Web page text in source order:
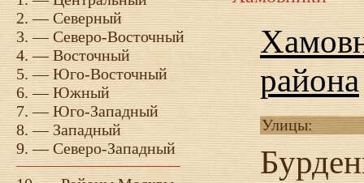
2. —Северный
3. —Северо-Восточный
4. —Восточный
5. —Юго-Восточный
6. —Южный
7. —Юго-Западный
8. —Западный
9. —Северо-Западный
района
Улицы: